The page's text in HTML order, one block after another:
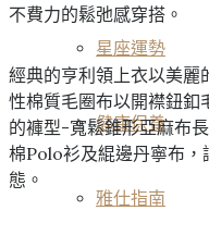
星座運勢
健康保養
雅仕指南
不費力的鬆弛感穿搭。
經典的亨利領上衣以美麗
性棉質毛圈布以開襟鈕釦
的褲型-寬鬆錐形亞麻布
棉Polo衫及緄邊丹寧布
態。